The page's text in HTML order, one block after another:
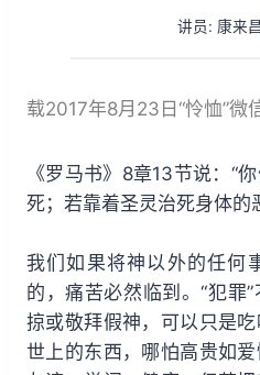
讲员: 康来昌
载2017年8月23日“怜恤”微
《罗马书》8章13节说：“
死；若靠着圣灵治死身体的
我们如果将神以外的任何
的，痛苦必然临到。“犯罪
掠或敬拜假神，可以只是吃
世上的东西，哪怕高贵如